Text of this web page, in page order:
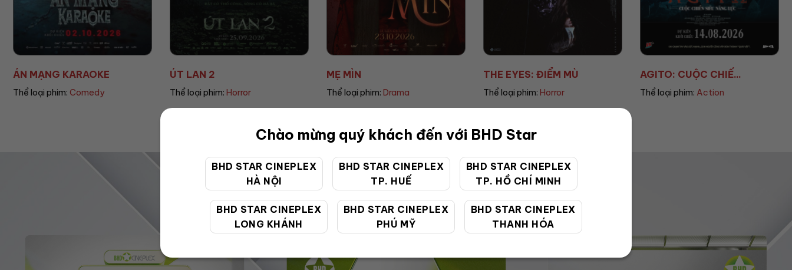
Chào mừng quý khách đến với BHD Star
BHD STAR CINEPLEX
HÀ NỘI
BHD STAR CINEPLEX
TP. HUẾ
BHD STAR CINEPLEX
TP. HỒ CHÍ MINH
BHD STAR CINEPLEX
LONG KHÁNH
BHD STAR CINEPLEX
PHÚ MỸ
BHD STAR CINEPLEX
THANH HÓA
ÚT LAN 2
Thể loại phim:
MẸ MÌN
Thể loại phim: Thể loại phim:
AGITO: CUỘC CHIẾ...
Thể loại phim:
AVENGERS: DOOMSD...
Thể loại phim:
ƯU ĐÃI ĐẶC BIỆT